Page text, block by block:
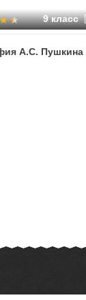
9 класс
А.С. Пушкина